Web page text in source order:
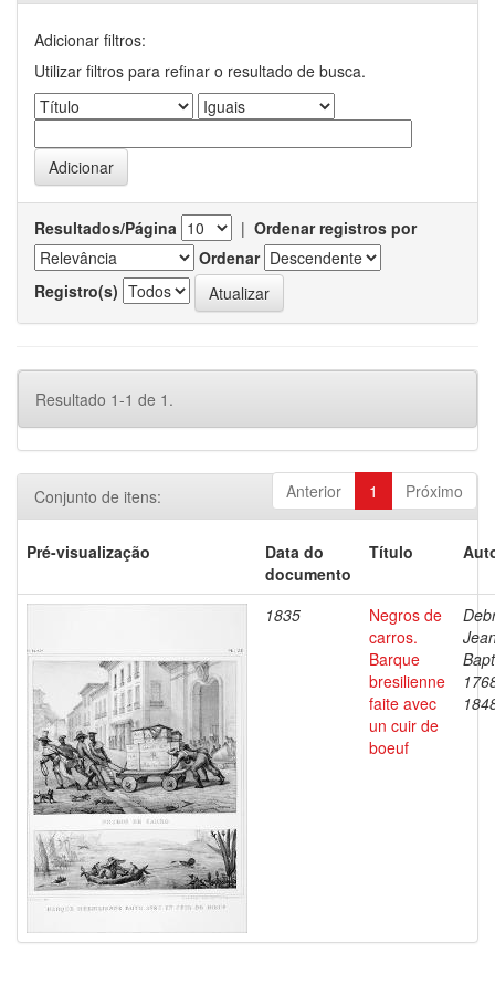
Adicionar filtros:
Utilizar filtros para refinar o resultado de busca.
Resultados/Página | Ordenar registros por
Ordenar
Registro(s)
Resultado 1-1 de 1.
Anterior 1 Próximo
Conjunto de itens:
Pré-visualização
Data do
documento
Título
1835
Negros de
carros.
Barque
bresilienne
faite avec
un cuir de
boeuf